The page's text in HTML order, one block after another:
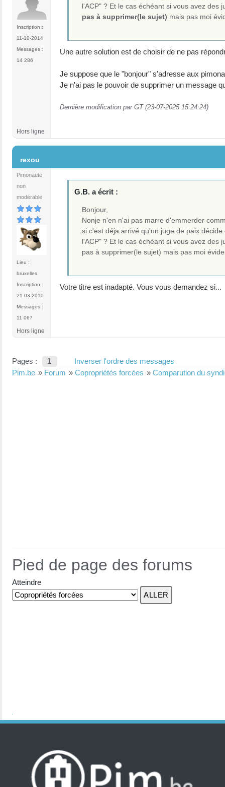
Inscription :
11-10-2014
Messages :
14 286
l'ACP" ? Et le cas échéant si vous avez
pas à supprimer(le sujet) mais pas moi
Une autre solution est de choisir de ne pas
Je suppose que le "bonjour" s'adresse aux
Je n'ai pas le pouvoir de supprimer un message
Dernière modification par GT (23-07-2025 15:24:24)
Hors ligne
rexou
Pimonaute
non
modérable
Lieu :
bruxelles
Inscription :
21-03-2010
Messages :
11 067
G.B. a écrit :
Bonjour,
Nonje n'en n'ai pas marre d'emmerder
si c'est déja arrivé qu'un juge de paix
l'ACP" ? Et le cas échéant si vous avez des
pas à supprimer(le sujet) mais pas moi
Votre titre est inadapté. Vous vous demandez si...
Hors ligne
Pages : 1
Inverser l'ordre des messages
Pim.be » Forum » Copropriétés forcées » Comparution du
Pied de page des forums
Atteindre